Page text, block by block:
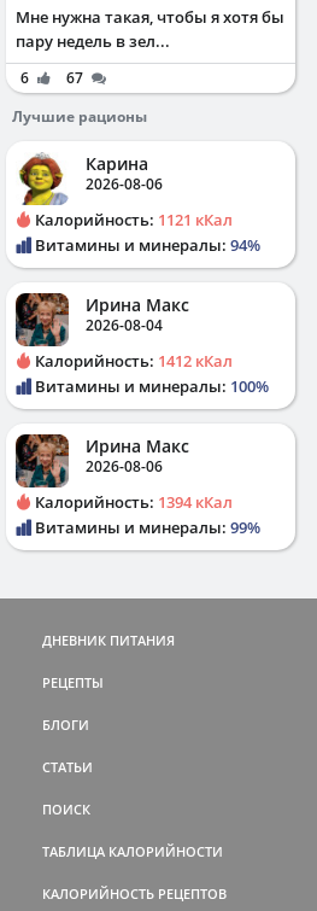
Мне нужна такая, чтобы я хотя бы
пару недель в зел...
6
67
Лучшие рационы
Карина
2026-08-06
Калорийность: 1121 кКал
Витамины и минералы: 94%
Ирина Макс
2026-08-04
Калорийность: 1412 кКал
Витамины и минералы: 100%
Ирина Макс
2026-08-06
Калорийность: 1394 кКал
Витамины и минералы: 99%
ДНЕВНИК ПИТАНИЯ
РЕЦЕПТЫ
БЛОГИ
СТАТЬИ
ПОИСК
ТАБЛИЦА КАЛОРИЙНОСТИ
КАЛОРИЙНОСТЬ РЕЦЕПТОВ